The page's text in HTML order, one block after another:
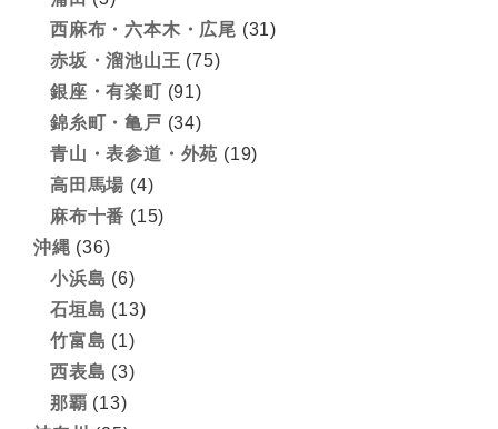
西麻布・六本木・広尾 (31)
赤坂・溜池山王 (75)
銀座・有楽町 (91)
錦糸町・亀戸 (34)
青山・表参道・外苑 (19)
高田馬場 (4)
麻布十番 (15)
沖縄 (36)
小浜島 (6)
石垣島 (13)
竹富島 (1)
西表島 (3)
那覇 (13)